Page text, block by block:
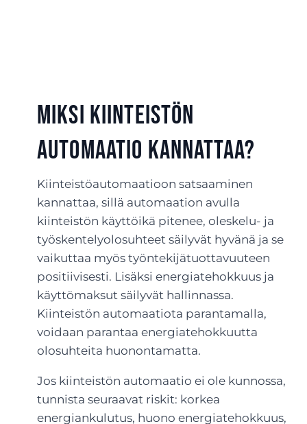
Miksi kiinteistön
automaatio kannattaa?
Kiinteistöautomaatioon satsaaminen
kannattaa, sillä automaation avulla
kiinteistön käyttöikä pitenee, oleskelu- ja
työskentelyolosuhteet säilyvät hyvänä ja se
vaikuttaa myös työntekijätuottavuuteen
positiivisesti. Lisäksi energiatehokkuus ja
käyttömaksut säilyvät hallinnassa.
Kiinteistön automaatiota parantamalla,
voidaan parantaa energiatehokkuutta
olosuhteita huonontamatta.
Jos kiinteistön automaatio ei ole kunnossa,
tunnista seuraavat riskit: korkea
energiankulutus, huono energiatehokkuus,